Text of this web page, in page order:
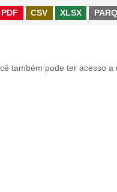
PDF CSV XLSX
também pode ter acesso